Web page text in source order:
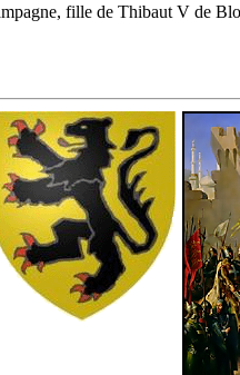
fille de Thibaut V de